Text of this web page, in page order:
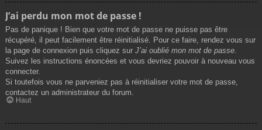
J’ai perdu mon mot de passe !
Pas de panique ! Bien que votre mot de passe ne puisse pas être
récupéré, il peut facilement être réinitialisé. Pour ce faire, rendez vous sur
la page de connexion puis cliquez sur J’ai oublié mon mot de passe
Suivez les instructions énoncées et vous devriez pouvoir à nouveau vous
connecter.
Si toutefois vous ne parveniez pas à réinitialiser votre mot de passe,
contactez un administrateur du forum.
Haut